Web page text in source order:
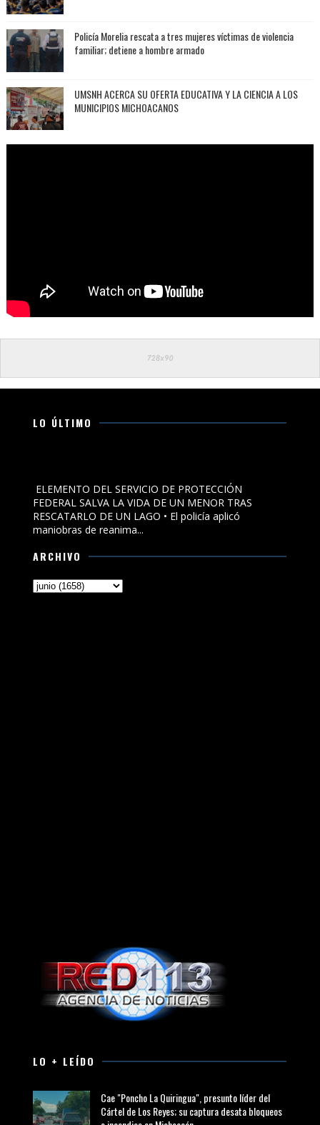
Policía Morelia rescata a tres mujeres víctimas de violencia
familiar; detiene a hombre armado
UMSNH ACERCA SU OFERTA EDUCATIVA Y LA CIENCIA A LOS
MUNICIPIOS MICHOACANOS
LO ÚLTIMO
ELEMENTO DEL SERVICIO DE PROTECCIÓN
FEDERAL SALVA LA VIDA DE UN MENOR TRAS
RESCATARLO DE UN LAGO • El policía aplicó
maniobras de reanima...
ARCHIVO
LO + LEÍDO
Cae "Poncho La Quiringua", presunto líder del
Cártel de Los Reyes; su captura desata bloqueos